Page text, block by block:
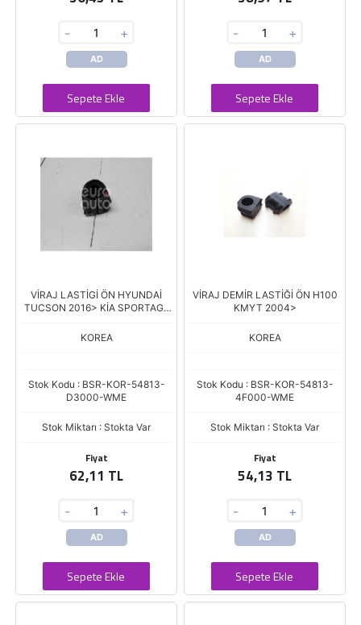
- +
AD
Sepete Ekle
- +
AD
Sepete Ekle
VİRAJ LASTİGİ ÖN HYUNDAİ
TUCSON 2016> KİA SPORTAGE
KOREA
Stok Kodu : BSR-KOR-54813-
D3000-WME
Stok Miktarı : Stokta Var
Fiyat
62,11 TL
- +
AD
Sepete Ekle
VİRAJ DEMİR LASTİĞİ ÖN H100
KMYT 2004>
KOREA
Stok Kodu : BSR-KOR-54813-
4F000-WME
Stok Miktarı : Stokta Var
Fiyat
54,13 TL
- +
AD
Sepete Ekle